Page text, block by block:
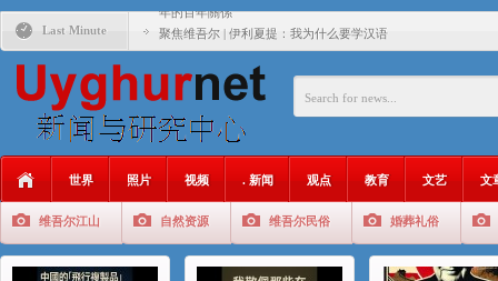
Last Minute
年的百年關係
聚焦维吾尔 | 伊利夏提：我为什么要学汉语
大一统情结使魏京生失去理智 / 伊利夏提
伊利夏提：维吾尔种族灭绝
伊利夏提：满目苍夷2020，难见彼岸2021
世界 照片 视频 . 新闻 观点 教育 文艺 文
维吾尔江山 自然资源 维吾尔民俗 婚葬礼俗